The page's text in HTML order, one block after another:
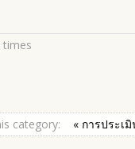
times
category: « การประเ